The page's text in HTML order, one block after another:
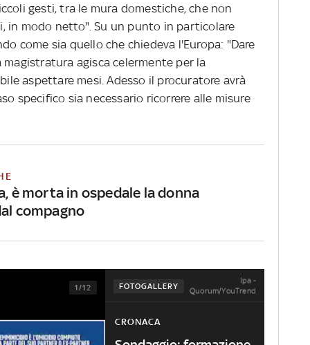
gesti, tra le mura domestiche, che non
modo netto". Su un punto in particolare
come sia quello che chiedeva l'Europa: "Dare
agisca celermente per la
aspettare mesi. Adesso il procuratore avrà
specifico sia necessario ricorrere alle misure
è morta in ospedale la donna
compagno
FOTOGALLERY
Ipa -
Quorum/YouTrend
1/12
CRONACA